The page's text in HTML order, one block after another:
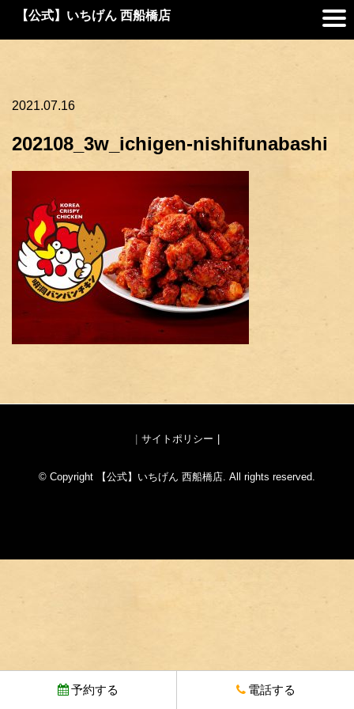
【公式】いちげん 西船橋店
2021.07.16
202108_3w_ichigen-nishifunabashi
サイトポリシー
© Copyright 【公式】いちげん 西船橋店. All rights reserved.
予約する 電話する